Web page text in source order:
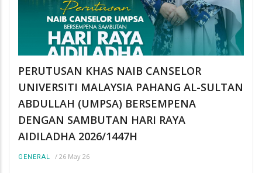
PERUTUSAN KHAS NAIB CANSELOR
UNIVERSITI MALAYSIA PAHANG AL-SULTAN
ABDULLAH (UMPSA) BERSEMPENA
DENGAN SAMBUTAN HARI RAYA
AIDILADHA 2026/1447H
GENERAL / 26 May 26